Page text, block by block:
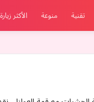
تقنية منوعة الأكثر زيارة